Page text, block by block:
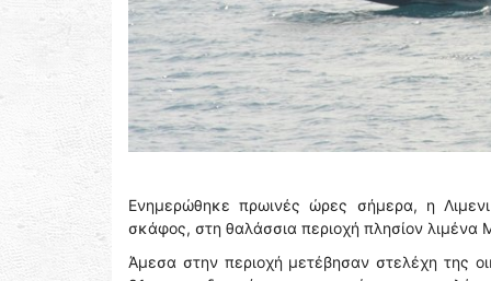
Ενημερώθηκε πρωινές ώρες σήμερα, η
σκάφος, στη θαλάσσια περιοχή πλησίον λιμένα
Άμεσα στην περιοχή μετέβησαν στελέχη της